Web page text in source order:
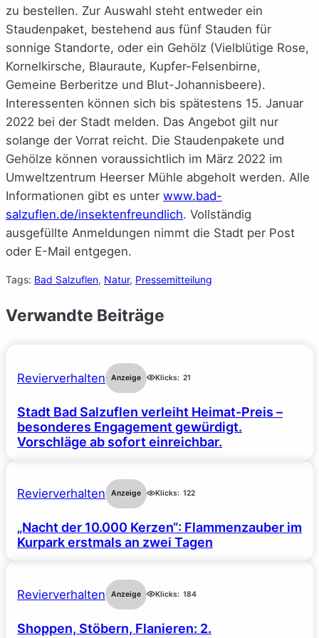
zu bestellen. Zur Auswahl steht entweder ein
Staudenpaket, bestehend aus fünf Stauden für
sonnige Standorte, oder ein Gehölz (Vielblütige Rose,
Kornelkirsche, Blauraute, Kupfer-Felsenbirne,
Gemeine Berberitze und Blut-Johannisbeere).
Interessenten können sich bis spätestens 15. Januar
2022 bei der Stadt melden. Das Angebot gilt nur
solange der Vorrat reicht. Die Staudenpakete und
Gehölze können voraussichtlich im März 2022 im
Umweltzentrum Heerser Mühle abgeholt werden. Alle
Informationen gibt es unter www.bad-
salzuflen.de/insektenfreundlich. Vollständig
ausgefüllte Anmeldungen nimmt die Stadt per Post
oder E-Mail entgegen.
Tags: Bad Salzuflen, Natur, Pressemitteilung
Verwandte Beiträge
Revierverhalten Anzeige Klicks: 21
Stadt Bad Salzuflen verleiht Heimat-Preis –
besonderes Engagement gewürdigt.
Vorschläge ab sofort einreichbar.
Revierverhalten Anzeige Klicks: 122
„Nacht der 10.000 Kerzen“: Flammenzauber im
Kurpark erstmals an zwei Tagen
Revierverhalten Anzeige Klicks: 184
Shoppen, Stöbern, Flanieren: 2.